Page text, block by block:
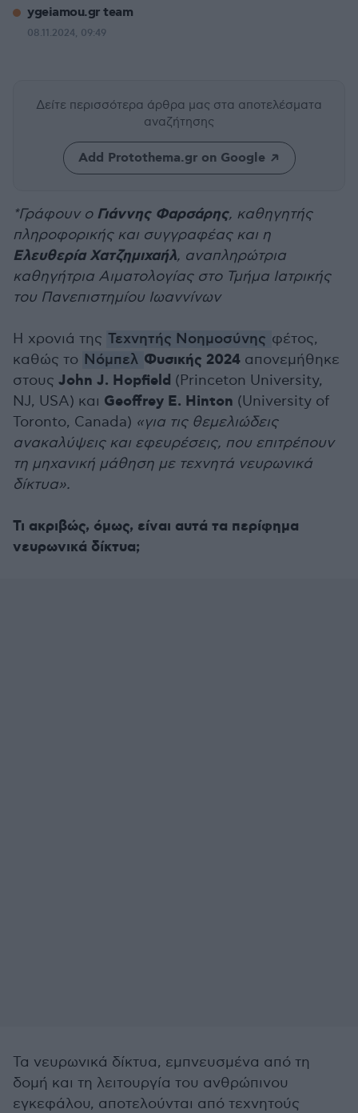
ygeiamou.gr team
08.11.2024, 09:49
Δείτε περισσότερα άρθρα μας στα αποτελέσματα
αναζήτησης
Add Protothema.gr on Google
*Γράφουν ο Γιάννης Φαρσάρης, καθηγητής
πληροφορικής και συγγραφέας και η
Ελευθερία Χατζημιχαήλ, αναπληρώτρια
καθηγήτρια Αιματολογίας στο Τμήμα Ιατρικής
του Πανεπιστημίου Ιωαννίνων
Η χρονιά της Τεχνητής Νοημοσύνης φέτος,
καθώς το Νόμπελ Φυσικής 2024 απονεμήθηκε
στους John J. Hopfield (Princeton University,
NJ, USA) και Geoffrey E. Hinton (University of
Toronto, Canada) «για τις θεμελιώδεις
ανακαλύψεις και εφευρέσεις, που επιτρέπουν
τη μηχανική μάθηση με τεχνητά νευρωνικά
δίκτυα».
Τι ακριβώς, όμως, είναι αυτά τα περίφημα
νευρωνικά δίκτυα;
Τα νευρωνικά δίκτυα, εμπνευσμένα από τη
δομή και τη λειτουργία του ανθρώπινου
εγκεφάλου, αποτελούνται από τεχνητούς